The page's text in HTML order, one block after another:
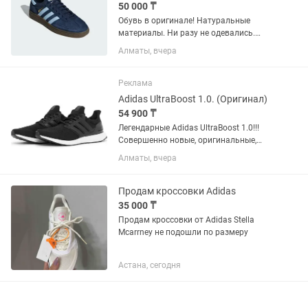
50 000 ₸
Обувь в оригинале! Натуральные
материалы. Ни разу не одевались.
Были куплены в официальном
магазине в Англии. Упакую как надо.
в Лондоне, дабы сэкономить...
Алматы, вчера
Реклама
Adidas UltraBoost 1.0. (Оригинал)
54 900 ₸
Легендарные Adidas UltraBoost 1.0!!!
Совершенно новые, оригинальные,
привезены из США 🇺🇸. Размер: 9.5US
(42 европейский). Вязаный верх
boost, система стабилизации...
Алматы, вчера
Продам кроссовки Adidas
35 000 ₸
Продам кроссовки от Adidas Stella
Mcarrney не подошли по размеру
Астана, сегодня